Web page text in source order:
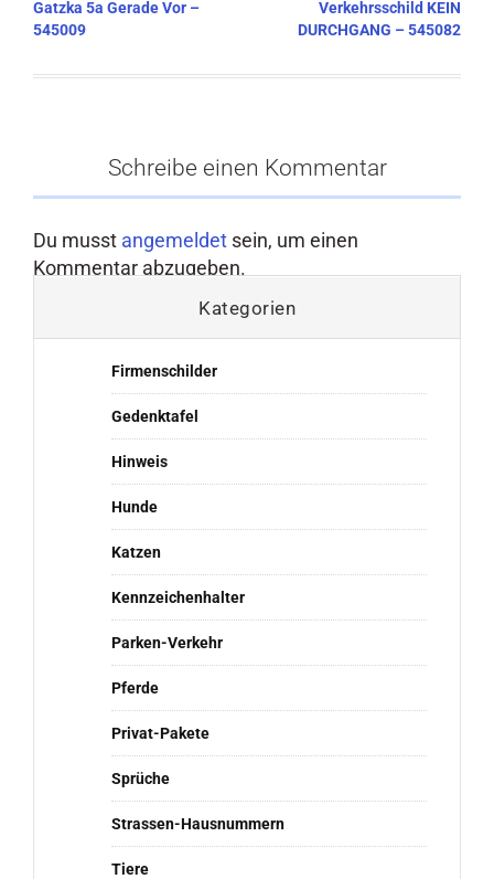
Gatzka 5a Gerade Vor –
545009
Verkehrsschild KEIN
DURCHGANG – 545082
Schreibe einen Kommentar
Du musst angemeldet sein, um einen
Kommentar abzugeben.
Kategorien
Firmenschilder
Gedenktafel
Hinweis
Hunde
Katzen
Kennzeichenhalter
Parken-Verkehr
Pferde
Privat-Pakete
Sprüche
Strassen-Hausnummern
Tiere